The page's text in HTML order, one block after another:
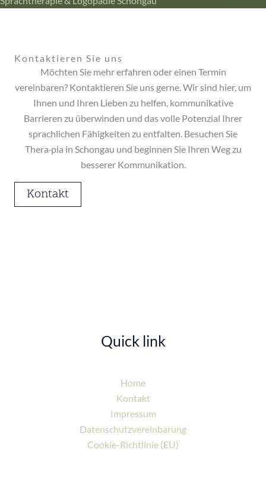
Kontaktieren Sie uns
Möchten Sie mehr erfahren oder einen Termin
vereinbaren? Kontaktieren Sie uns gerne. Wir sind hier, um
Ihnen und Ihren Lieben zu helfen, kommunikative
Barrieren zu überwinden und das volle Potenzial Ihrer
sprachlichen Fähigkeiten zu entfalten. Besuchen Sie
Thera·pia in Schongau und beginnen Sie Ihren Weg zu
besserer Kommunikation.
Kontakt
Quick link
Home
Kontakt
Impressum
Datenschutzvereinbarung
Cookie-Richtlinie (EU)